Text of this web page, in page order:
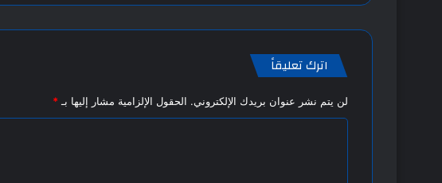
اترك تعليقاً
لن يتم نشر عنوان بريدك الإلكتروني. الحقول الإلزامية مشار إليها بـ *